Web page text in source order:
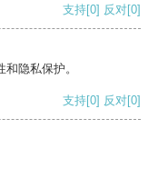
支持[0] 反对[0]
隐私保护。
支持[0] 反对[0]